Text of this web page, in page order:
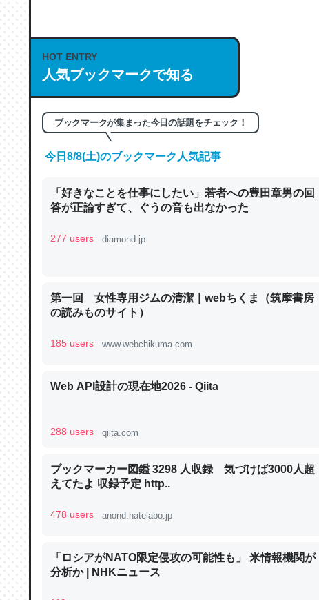
─GPTの仕組みと限界についての考察（１） - conceptualization
これは良記事。32768トークンだと英語小説100ページ分く
の伏線」は回収されないけど、短期記憶というには多い分
やすく強くなりそう
昆虫ってカルシウム少ないのか。知らんかった。調べたら
─ニュース :: 【研究発表】昆虫学の大問題＝「昆虫はなぜ海にいない
論文では「淡水はカルシウムも酸素も不足してて両方に不
は」とあって面白い。海にいる鋏角類（カブトガニ・ウミ
類だと殻を無くしてナメクジになったり努力してるし。
─ニュース :: 【研究発表】昆虫学の大問題＝「昆虫はなぜ海にいない
HOT ENTRY
人気ブックマークで知る
ブックマークが集まった今日の話題をチェック！
今日8/8(土)のブックマーク人気記事
「好きなことを仕事にしたい」若者への豊田章男の回
答が正論すぎて、ぐうの音も出なかった
277 users diamond.jp
第一回 女性専用ジムの清潔｜webちくま（筑摩書房
の読みものサイト）
185 users www.webchikuma.com
Web API設計の現在地2026 - Qiita
288 users qiita.com
ブックマーカー図鑑 3298 人収録 気づけば3000人超
えてたよ 収録予定 http..
478 users anond.hatelabo.jp
「ロシアがNATO限定侵攻の可能性も」 米情報機関が
分析か | NHKニュース